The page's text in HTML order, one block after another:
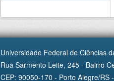
Universidade Federal de Ciências
Rua Sarmento Leite, 245 - Bairro
CEP: 90050-170 - Porto Alegre/RS